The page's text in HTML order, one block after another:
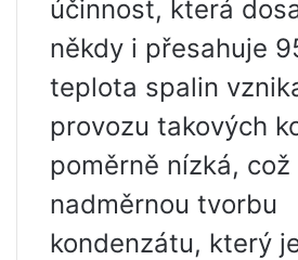
účinnost, která
někdy i přesahuje
teplota spalin
provozu takových
poměrně nízká, což
nadměrnou tvorbu
kondenzátu, který